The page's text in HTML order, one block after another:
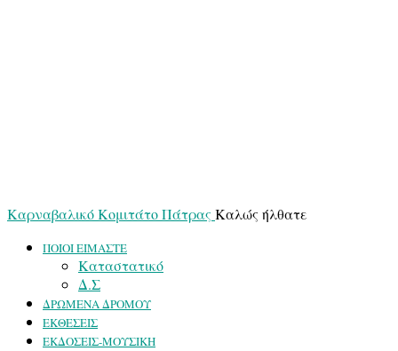
Καρναβαλικό Κομιτάτο Πάτρας Καλώς ήλθατε
ΠΟΙΟΙ ΕΙΜΑΣΤΕ
Καταστατικό
Δ.Σ
ΔΡΩΜΕΝΑ ΔΡΟΜΟΥ
ΕΚΘΕΣΕΙΣ
ΕΚΔΟΣΕΙΣ-ΜΟΥΣΙΚΗ